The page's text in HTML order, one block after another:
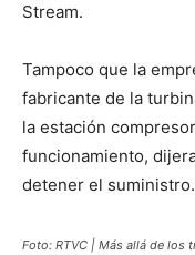
Stream.
Tampoco que la
fabricante de la
la estación
funcionamiento,
detener el suministro.
Foto: RTVC | Más allá de los